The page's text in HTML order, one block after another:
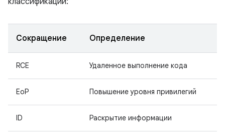
Сокращение Определение
RCE Удаленное выполнение кода
EoP Повышение уровня привилегий
ID Раскрытие информации